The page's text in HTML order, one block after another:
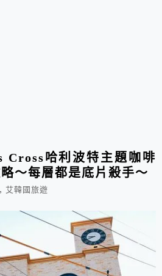
Cross哈利波特主題咖啡
～每層都是底片殺手～
, 艾韓國旅遊